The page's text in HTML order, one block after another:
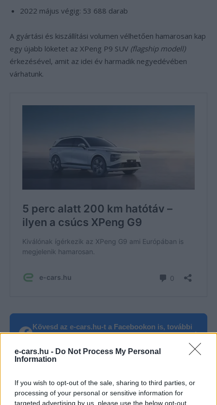
e-cars.hu - Do Not Process My Personal
Information
If you wish to opt-out of the sale, sharing to third parties, or
processing of your personal or sensitive information for
targeted advertising by us, please use the below opt-out
2022 május végig: 53 688 darab
A gyártási és kiszállítási volumen vélhetően hamarosan kap
egy újabb löketet az XPeng P9 SUV (flagship modell)
érkezésével, amit az idei év harmadik negyedévében
várhatunk.
Kövesd az e-cars.hu-t a Facebookon is, további
›
Elektromos autó
kínai elektromos autó Xpeng Motors